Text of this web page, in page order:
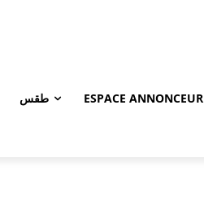
طقس ESPACE ANNONCEUR